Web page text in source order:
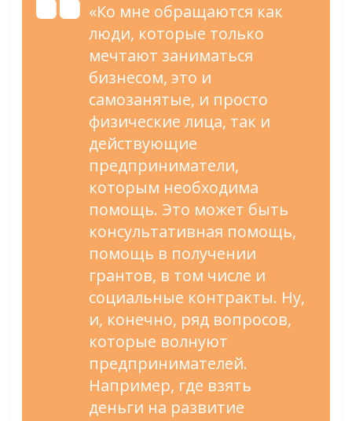
«Ко мне обращаются как
люди, которые только
мечтают заниматься
бизнесом, это и
самозанятые, и просто
физические лица, так и
действующие
предприниматели,
которым необходима
помощь. Это может быть
консультативная помощь,
помощь в получении
грантов, в том числе и
социальные контракты. Ну,
и, конечно, ряд вопросов,
которые волнуют
предпринимателей.
Например, где взять
деньги на развитие